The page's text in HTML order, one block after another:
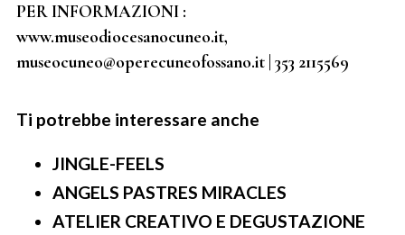
PER INFORMAZIONI :
www.museodiocesanocuneo.it,
museocuneo@operecuneofossano.it | 353 2115569
Ti potrebbe interessare anche
JINGLE-FEELS
ANGELS PASTRES MIRACLES
ATELIER CREATIVO E DEGUSTAZIONE